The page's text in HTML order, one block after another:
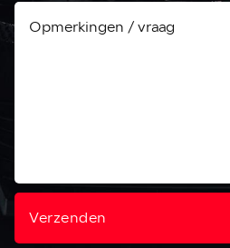
Verzenden